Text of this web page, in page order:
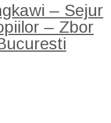
– Sejur
– Zbor